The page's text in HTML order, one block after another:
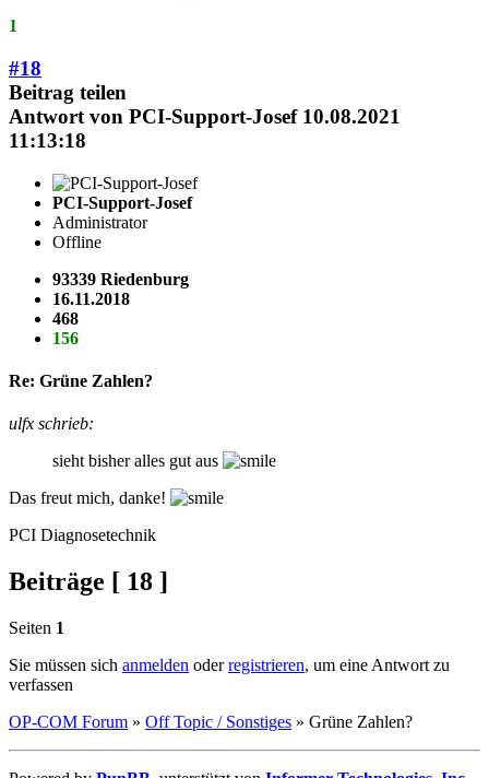
1
#18
Beitrag teilen
Antwort von PCI-Support-Josef 10.08.2021
11:13:18
PCI-Support-Josef
Administrator
Offline
93339 Riedenburg
16.11.2018
468
156
Re: Grüne Zahlen?
ulfx schrieb:
sieht bisher alles gut aus
Das freut mich, danke!
PCI Diagnosetechnik
Beiträge [ 18 ]
Seiten 1
Sie müssen sich anmelden oderregistrieren, um eine Antwort zu
verfassen
OP-COM Forum » Off Topic / Sonstiges » Grüne Zahlen?